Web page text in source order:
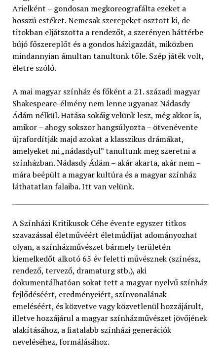
Arielként – gondosan megkoreografálta ezeket a
hosszú estéket. Nemcsak szerepeket osztott ki, de
titokban eljátszotta a rendezőt, a szerényen háttérbe
bújó főszereplőt és a gondos házigazdát, miközben
mindannyian ámultan tanultunk tőle. Szép játék volt,
életre szóló.
A mai magyar színház és főként a 21. századi magyar
Shakespeare-élmény nem lenne ugyanaz Nádasdy
Ádám nélkül. Hatása sokáig velünk lesz, még akkor is,
amikor – ahogy sokszor hangsúlyozta – ötvenévente
újrafordítják majd azokat a klasszikus drámákat,
amelyeket mi „nádasdyul” tanultunk meg szeretni a
színházban. Nádasdy Ádám – akár akarta, akár nem –
mára beépült a magyar kultúra és a magyar színház
láthatatlan falaiba. Itt van velünk.
A Színházi Kritikusok Céhe évente egyszer titkos
szavazással életművéért életműdíjat adományozhat
olyan, a színházművészet bármely területén
kiemelkedőt alkotó 65 év feletti művésznek (színész,
rendező, tervező, dramaturg stb.), aki
dokumentálhatóan sokat tett a magyar nyelvű színház
fejlődéséért, eredményeiért, színvonalának
emeléséért, és közvetve vagy közvetlenül hozzájárult,
illetve hozzájárul a magyar színházművészet jövőjének
alakításához, a fiatalabb színházi generációk
neveléséhez, formálásához.